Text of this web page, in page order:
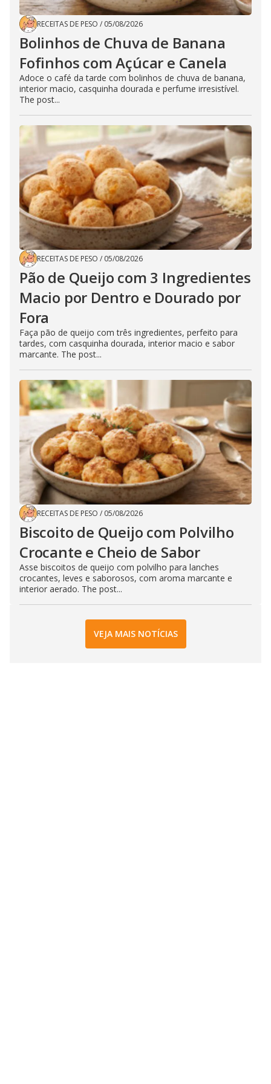
RECEITAS DE PESO / 05/08/2026
Bolinhos de Chuva de Banana
Fofinhos com Açúcar e Canela
Adoce o café da tarde com bolinhos de chuva de banana,
interior macio, casquinha dourada e perfume irresistível.
The post...
RECEITAS DE PESO / 05/08/2026
Pão de Queijo com 3 Ingredientes
Macio por Dentro e Dourado por
Fora
Faça pão de queijo com três ingredientes, perfeito para
tardes, com casquinha dourada, interior macio e sabor
marcante. The post...
RECEITAS DE PESO / 05/08/2026
Biscoito de Queijo com Polvilho
Crocante e Cheio de Sabor
Asse biscoitos de queijo com polvilho para lanches
crocantes, leves e saborosos, com aroma marcante e
interior aerado. The post...
VEJA MAIS NOTÍCIAS